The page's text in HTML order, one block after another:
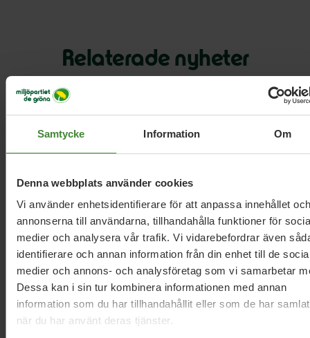
Samtycke Information Om
Denna webbplats använder cookies
Vi använder enhetsidentifierare för att anpassa innehållet och
annonserna till användarna, tillhandahålla funktioner för
medier och analysera vår trafik. Vi vidarebefordrar även
identifierare och annan information från din enhet till de
medier och annons- och analysföretag som vi samarbetar
Dessa kan i sin tur kombinera informationen med annan
information som du har tillhandahållit eller som de har
när du har använt deras tjänster.
Relaterade nyheter
21 november 2025
Halva EU:s budget bör gå till
klimatinvesteringar
27 oktober 2025
Sverige måste stå upp starkare i EU:s
fiskeförhandlingar
18 september 2024
MP:s krav på miljökommissionär Roswall